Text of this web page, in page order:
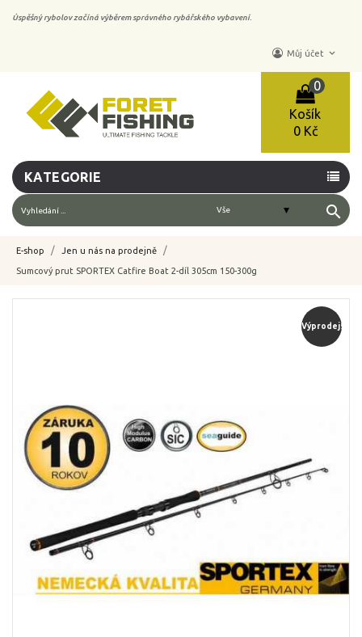
Úspěšný rybolov začíná výběrem správného rybářského vybavení.
Můj účet keyboard_arrow_down
Košík
0
0 Kč
KATEGORIE
search
E-shop Jen u nás na prodejně
Sumcový prut SPORTEX Catfire Boat 2-díl 305cm 150-300g
Výprodej!